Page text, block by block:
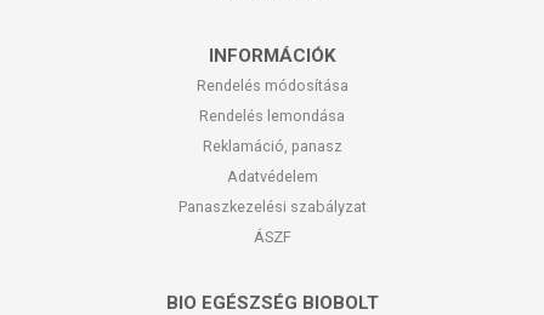
INFORMÁCIÓK
Rendelés módosítása
Rendelés lemondása
Reklamáció, panasz
Adatvédelem
Panaszkezelési szabályzat
ÁSZF
BIO EGÉSZSÉG BIOBOLT